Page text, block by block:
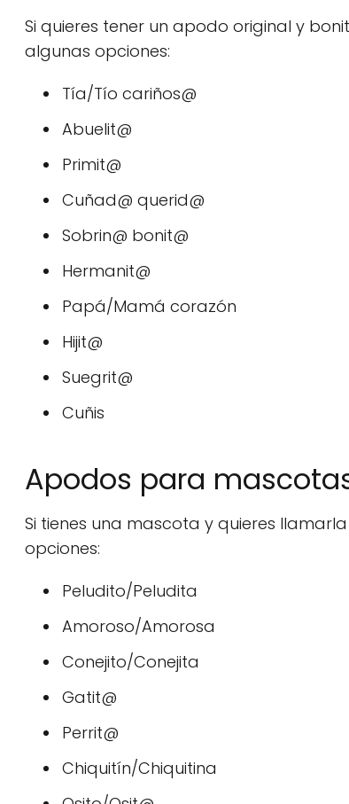
Si quieres tener un apodo original y
algunas opciones:
Tía/Tío cariños@
Abuelit@
Primit@
Cuñad@ querid@
Sobrin@ bonit@
Hermanit@
Papá/Mamá corazón
Hijit@
Suegrit@
Cuñis
Apodos para
Si tienes una mascota y quieres
opciones:
Peludito/Peludita
Amoroso/Amorosa
Conejito/Conejita
Gatit@
Perrit@
Chiquitín/Chiquitina